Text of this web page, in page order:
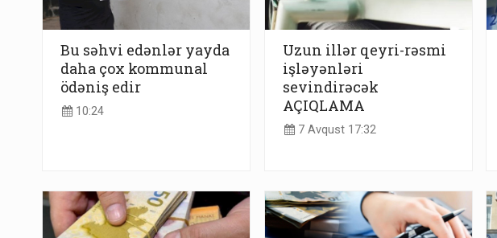
Bu səhvi edənlər yayda
daha çox kommunal
ödəniş edir
10:24
Uzun illər qeyri-rəsmi
işləyənləri
sevindirəcək
AÇIQLAMA
7 Avqust 17:32